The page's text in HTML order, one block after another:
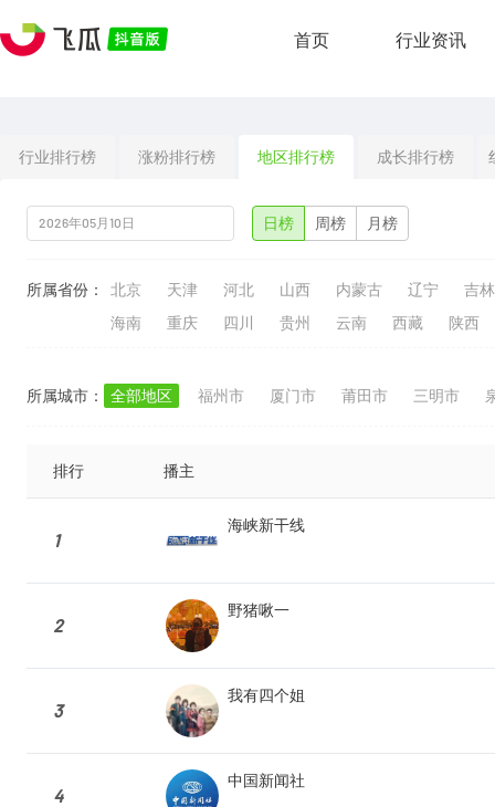
首页 行业资讯
行业排行榜 涨粉排行榜 地区排行榜 成长排行榜
日榜 周榜 月榜
所属省份： 北京 天津 河北 山西 内蒙古 辽宁
吉林
海南
重庆 四川 贵州 云南 西藏 陕西
所属城市： 全部地区 福州市 厦门市 莆田市 三明市
排行 播主
1
海峡新干线
2
野猪啾一
3
我有四个姐
4
中国新闻社